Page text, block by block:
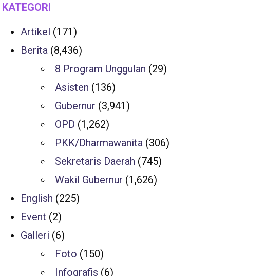
KATEGORI
Artikel (171)
Berita (8,436)
8 Program Unggulan (29)
Asisten (136)
Gubernur (3,941)
OPD (1,262)
PKK/Dharmawanita (306)
Sekretaris Daerah (745)
Wakil Gubernur (1,626)
English (225)
Event (2)
Galleri (6)
Foto (150)
Infografis (6)